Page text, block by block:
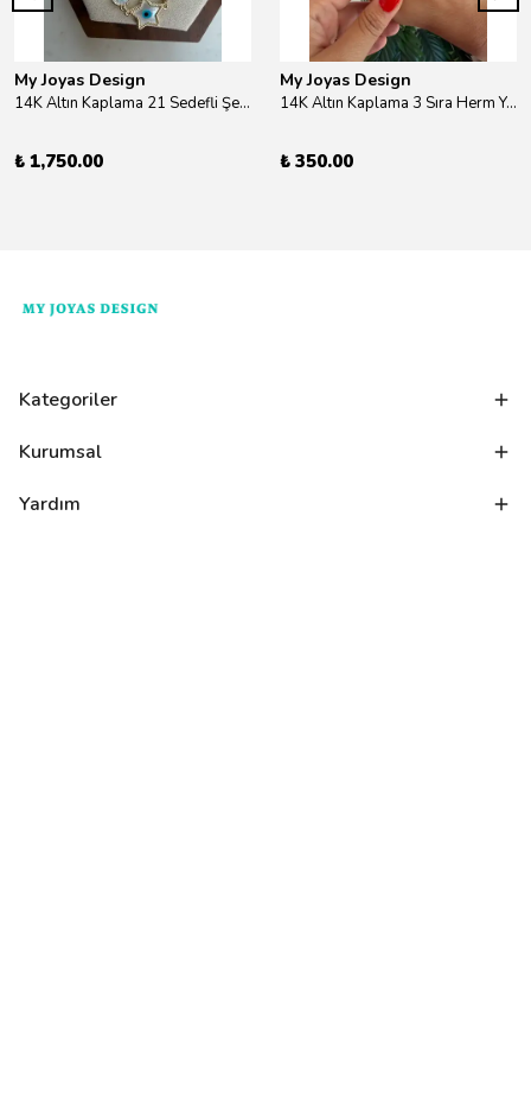
My Joyas Design
14K Altın Kaplama 21 Sedefli Şekiller Kolye 46cm
₺ 1,750.00
My Joyas Design
14K Altın Kaplama 3 Sıra Herm Yüzük Gold
₺ 350.00
Kategoriler
Kurumsal
Yardım